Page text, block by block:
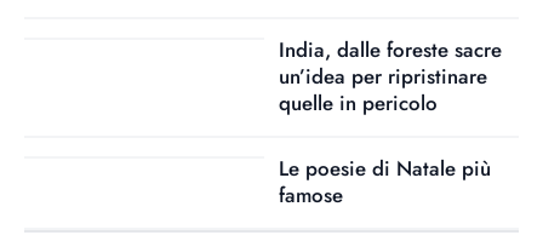
India, dalle foreste sacre
un’idea per ripristinare
quelle in pericolo
Le poesie di Natale più
famose